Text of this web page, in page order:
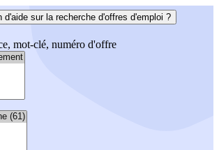
d'aide sur la recherche d'offres d'emploi ?
mot-clé, numéro d'offre